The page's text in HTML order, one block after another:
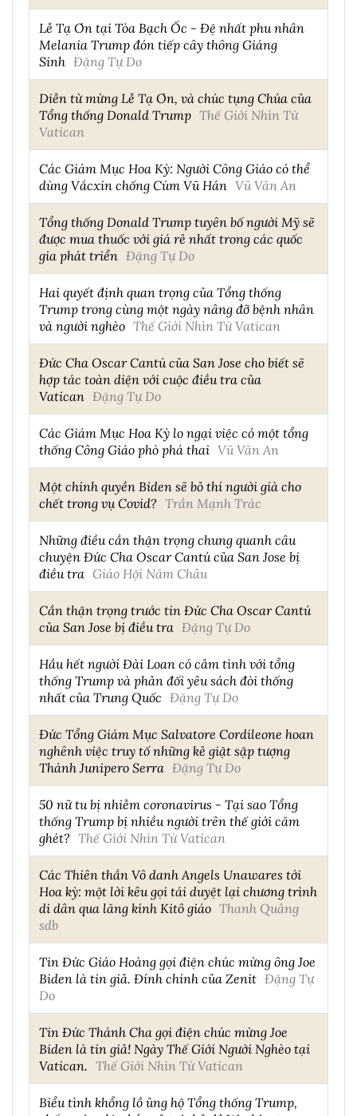
Lễ Tạ Ơn tại Tòa Bạch Ốc - Đệ nhất phu nhân
Melania Trump đón tiếp cây thông Giáng
Sinh Đặng Tự Do
Diễn từ mừng Lễ Tạ Ơn, và chúc tụng Chúa của
Tổng thống Donald Trump Thế Giới Nhìn Từ
Vatican
Các Giám Mục Hoa Kỳ: Người Công Giáo có thể
dùng Vắcxin chống Cúm Vũ Hán Vũ Văn An
Tổng thống Donald Trump tuyên bố người Mỹ sẽ
được mua thuốc với giá rẻ nhất trong các quốc
gia phát triển Đặng Tự Do
Hai quyết định quan trọng của Tổng thống
Trump trong cùng một ngày nâng đỡ bệnh nhân
và người nghèo Thế Giới Nhìn Từ Vatican
Đức Cha Oscar Cantú của San Jose cho biết sẽ
hợp tác toàn diện với cuộc điều tra của
Vatican Đặng Tự Do
Các Giám Mục Hoa Kỳ lo ngại việc có một tổng
thống Công Giáo phò phá thai Vũ Văn An
Một chính quyền Biden sẽ bỏ thí người già cho
chết trong vụ Covid? Trần Mạnh Trác
Những điều cần thận trọng chung quanh câu
chuyện Đức Cha Oscar Cantú của San Jose bị
điều tra Giáo Hội Năm Châu
Cần thận trọng trước tin Đức Cha Oscar Cantú
của San Jose bị điều tra Đặng Tự Do
Hầu hết người Đài Loan có cảm tình với tổng
thống Trump và phản đối yêu sách đòi thống
nhất của Trung Quốc Đặng Tự Do
Đức Tổng Giám Mục Salvatore Cordileone hoan
nghênh việc truy tố những kẻ giật sập tượng
Thánh Junipero Serra Đặng Tự Do
50 nữ tu bị nhiễm coronavirus - Tại sao Tổng
thống Trump bị nhiều người trên thế giới căm
ghét? Thế Giới Nhìn Từ Vatican
Các Thiên thần Vô danh Angels Unawares tới
Hoa kỳ: một lời kêu gọi tái duyệt lại chương trình
di dân qua lăng kính Kitô giáo Thanh Quảng
sdb
Tin Đức Giáo Hoàng gọi điện chúc mừng ông Joe
Biden là tin giả. Đính chính của Zenit Đặng Tự
Do
Tin Đức Thánh Cha gọi điện chúc mừng Joe
Biden là tin giả! Ngày Thế Giới Người Nghèo tại
Vatican. Thế Giới Nhìn Từ Vatican
Biểu tình khổng lồ ủng hộ Tổng thống Trump,